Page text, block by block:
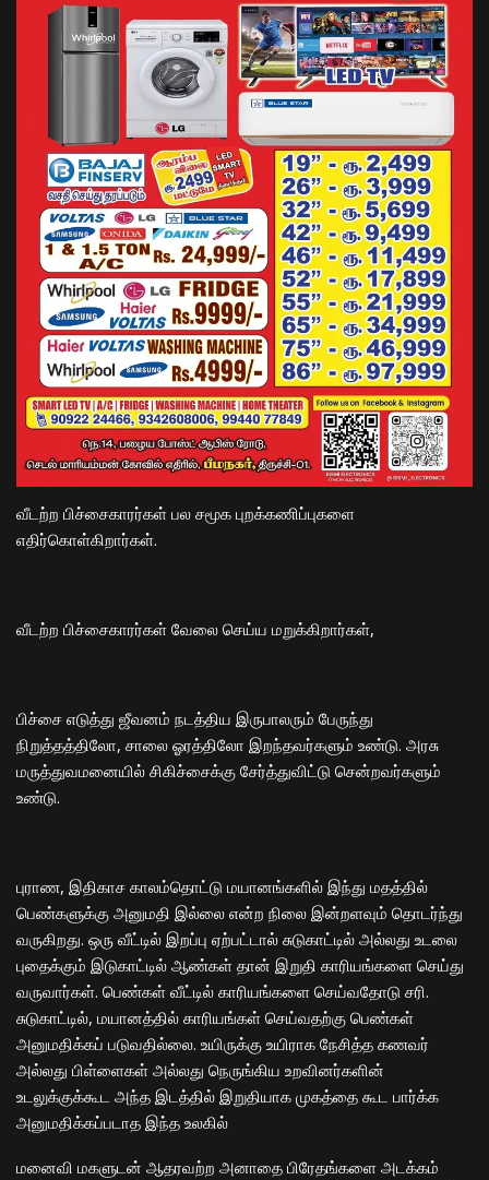
வீடற்ற பிச்சைகாரர்கள் பல சமூக புறக்கணிப்புகளை
எதிர்கொள்கிறார்கள்.
வீடற்ற பிச்சைகாரர்கள் வேலை செய்ய மறுக்கிறார்கள்,
பிச்சை எடுத்து ஜீவனம் நடத்திய இருபாலரும் பேருந்து
நிறுத்தத்திலோ, சாலை ஓரத்திலோ இறந்தவர்களும் உண்டு. அரசு
மருத்துவமனையில் சிகிச்சைக்கு சேர்த்துவிட்டு சென்றவர்களும்
உண்டு.
புராண, இதிகாச காலம்தொட்டு மயானங்களில் இந்து மதத்தில்
பெண்களுக்கு அனுமதி இல்லை என்ற நிலை இன்றளவும் தொடர்ந்து
வருகிறது. ஒரு வீட்டில் இறப்பு ஏற்பட்டால் சுடுகாட்டில் அல்லது உடலை
புதைக்கும் இடுகாட்டில் ஆண்கள் தான் இறுதி காரியங்களை செய்து
வருவார்கள். பெண்கள் வீட்டில் காரியங்களை செய்வதோடு சரி.
சுடுகாட்டில், மயானத்தில் காரியங்கள் செய்வதற்கு பெண்கள்
அனுமதிக்கப் படுவதில்லை. உயிருக்கு உயிராக நேசித்த கணவர்
அல்லது பிள்ளைகள் அல்லது நெருங்கிய உறவினர்களின்
உடலுக்குக்கூட அந்த இடத்தில் இறுதியாக முகத்தை கூட பார்க்க
அனுமதிக்கப்படாத இந்த உலகில்
மனைவி மகளுடன் ஆதரவற்ற அனாதை பிரேதங்களை அடக்கம்